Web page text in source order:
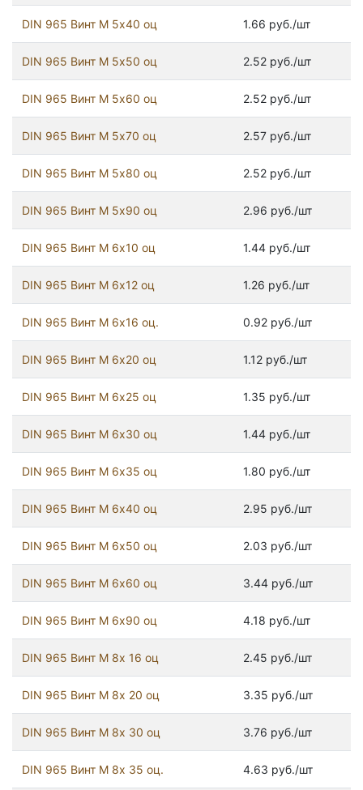
DIN 965 Винт М 5х40 оц 1.66 руб./шт
DIN 965 Винт М 5х50 оц 2.52 руб./шт
DIN 965 Винт М 5х60 оц 2.52 руб./шт
DIN 965 Винт М 5х70 оц 2.57 руб./шт
DIN 965 Винт М 5х80 оц 2.52 руб./шт
DIN 965 Винт М 5х90 оц 2.96 руб./шт
DIN 965 Винт М 6х10 оц 1.44 руб./шт
DIN 965 Винт М 6х12 оц 1.26 руб./шт
DIN 965 Винт М 6х16 оц. 0.92 руб./шт
DIN 965 Винт М 6х20 оц 1.12 руб./шт
DIN 965 Винт М 6х25 оц 1.35 руб./шт
DIN 965 Винт М 6х30 оц 1.44 руб./шт
DIN 965 Винт М 6х35 оц 1.80 руб./шт
DIN 965 Винт М 6х40 оц 2.95 руб./шт
DIN 965 Винт М 6х50 оц 2.03 руб./шт
DIN 965 Винт М 6х60 оц 3.44 руб./шт
DIN 965 Винт М 6х90 оц 4.18 руб./шт
DIN 965 Винт М 8х 16 оц 2.45 руб./шт
DIN 965 Винт М 8х 20 оц 3.35 руб./шт
DIN 965 Винт М 8х 30 оц 3.76 руб./шт
DIN 965 Винт М 8х 35 оц. 4.63 руб./шт